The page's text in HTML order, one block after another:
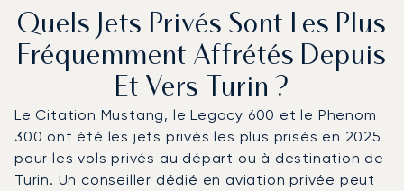
Quels Jets Privés Sont Les Plus
Fréquemment Affrétés Depuis
Et Vers Turin ?
Le Citation Mustang, le Legacy 600 et le Phenom
300 ont été les jets privés les plus prisés en 2025
pour les vols privés au départ ou à destination de
Turin. Un conseiller dédié en aviation privée peut